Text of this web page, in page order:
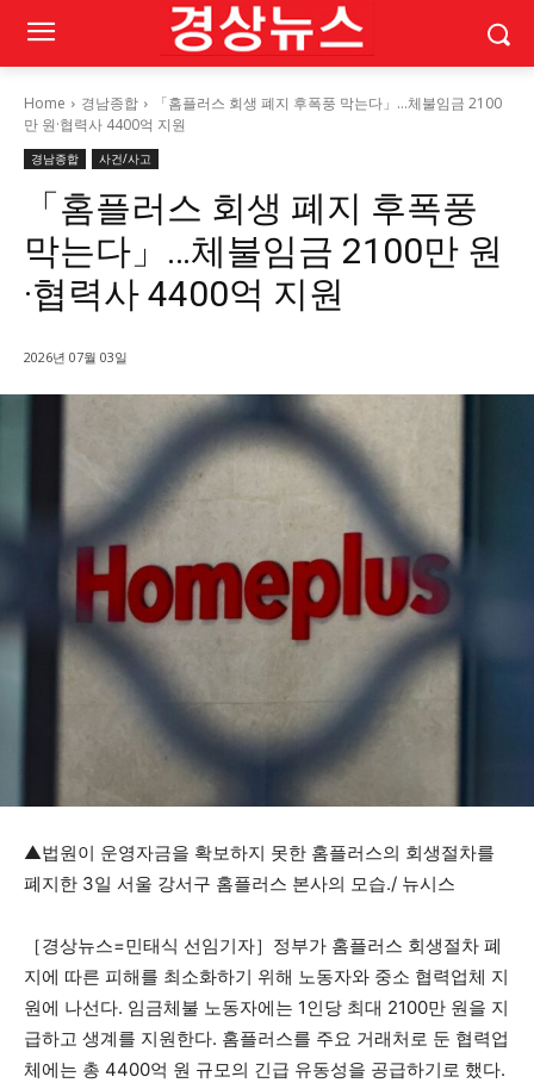
Home 경남종합
「홈플러스 회생 폐지 후폭풍 막는다」…체불임금 2100
만 원·협력사 4400억 지원
경남종합 사건/사고
「홈플러스 회생 폐지 후폭풍
막는다」…체불임금 2100만 원
·협력사 4400억 지원
2026년 07월 03일
▲법원이 운영자금을 확보하지 못한 홈플러스의 회생절차를
폐지한 3일 서울 강서구 홈플러스 본사의 모습./ 뉴시스
［경상뉴스=민태식 선임기자］정부가 홈플러스 회생절차 폐
지에 따른 피해를 최소화하기 위해 노동자와 중소 협력업체 지
원에 나선다. 임금체불 노동자에는 1인당 최대 2100만 원을 지
급하고 생계를 지원한다. 홈플러스를 주요 거래처로 둔 협력업
체에는 총 4400억 원 규모의 긴급 유동성을 공급하기로 했다.